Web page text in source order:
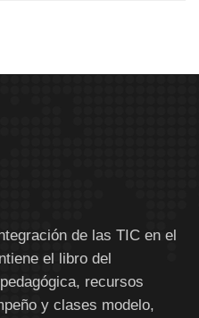
de las TIC en el
el libro del
recursos
y clases modelo,